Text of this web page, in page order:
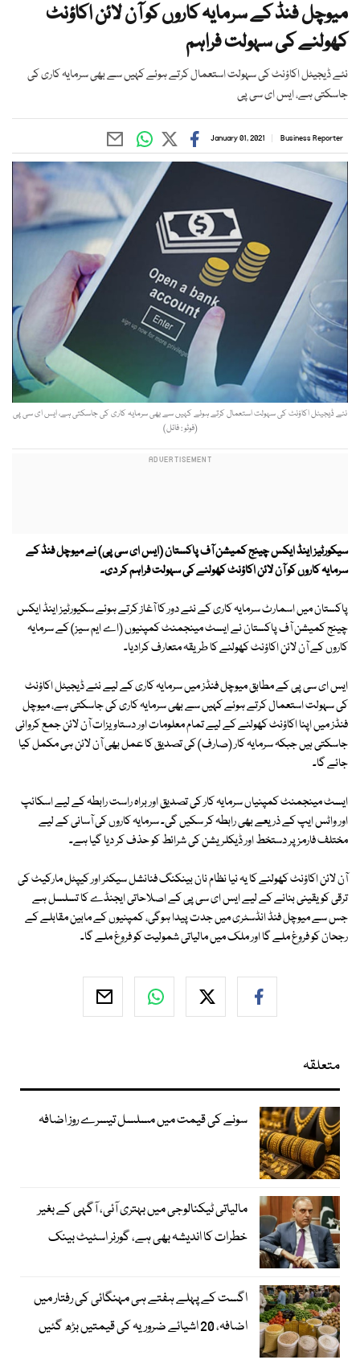
میوچل فنڈ کے سرمایہ کاروں کو آن لائن اکاؤنٹ
کھولنے کی سہولت فراہم
نئے ڈیجیٹل اکاؤنٹ کی سہولت استعمال کرتے ہوئے کہیں سے بھی سرمایہ کاری کی
جاسکتی ہے، ایس ای سی پی
Business Reporter
January 01, 2021
نئے ڈیجیٹل اکاؤنٹ کی سہولت استعمال کرتے ہوئے کہیں سے بھی سرمایہ کاری کی جاسکتی ہے، ایس ای سی پی
(فوٹو : فائل)
سیکورٹیز اینڈ ایکس چینج کمیشن آف پاکستان (ایس ای سی پی) نے میوچل فنڈ کے
سرمایہ کاروں کو آن لائن اکاؤنٹ کھولنے کی سہولت فراہم کر دی۔
پاکستان میں اسمارٹ سرمایہ کاری کے نئے دور کا آغاز کرتے ہوئے سکیورٹیز اینڈ ایکس
چینج کمیشن آف پاکستان نے ایسٹ مینجمنٹ کمپنیوں (اے ایم سیز) کے سرمایہ
کاروں کے آن لائن اکاؤنٹ کھولنے کا طریقہ متعارف کرادیا۔
ایس ای سی پی کے مطابق میوچل فنڈز میں سرمایہ کاری کے لیے نئے ڈیجیٹل اکاؤنٹ
کی سہولت استعمال کرتے ہوئے کہیں سے بھی سرمایہ کاری کی جاسکتی ہے، میوچل
فنڈز میں اپنا اکاؤنٹ کھولنے کے لیے تمام معلومات اور دستاویزات آن لائن جمع کروائی
جاسکتی ہیں جبکہ سرمایہ کار (صارف) کی تصدیق کا عمل بھی آن لائن ہی مکمل کیا
جائے گا۔
ایسٹ مینجمنٹ کمپنیاں سرمایہ کار کی تصدیق اور براہ راست رابطہ کے لیے اسکائپ
اور واٹس ایپ کے ذریعے بھی رابطہ کر سکیں گی۔ سرمایہ کاروں کی آسانی کے لیے
مختلف فارمز پر دستخط اور ڈیکلریشن کی شرائط کو حذف کر دیا گیا ہے۔
آن لائن اکاؤنٹ کھولنے کا یہ نیا نظام نان بینکنگ فنانشل سیکٹر اور کیپٹل مارکیٹ کی
ترقی کو یقینی بنانے کے لیے ایس ای سی پی کے اصلاحاتی ایجنڈے کا تسلسل ہے
جس سے میوچل فنڈ انڈسٹری میں جدت پیدا ہوگی، کمپنیوں کے مابین مقابلے کے
رجحان کو فروغ ملے گا اور ملک میں مالیاتی شمولیت کو فروغ ملے گا۔
متعلقہ
سونے کی قیمت میں مسلسل تیسرے روز اضافہ
مالیاتی ٹیکنالوجی میں بہتری آئی، آگہی کے بغیر
خطرات کا اندیشہ بھی ہے، گورنر اسٹیٹ بینک
اگست کے پہلے ہفتے ہی مہنگائی کی رفتار میں
اضافہ، 20 اشیائے ضروریہ کی قیمتیں بڑھ گئیں